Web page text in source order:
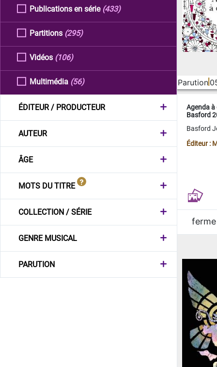
Publications en série (433)
Partitions (295)
Vidéos (106)
Multimédia (56)
ÉDITEUR / PRODUCTEUR
AUTEUR
ÂGE
MOTS DU TITRE
COLLECTION / SÉRIE
GENRE MUSICAL
PARUTION
Parution
Agenda
Basford
Basford
Éditeur :
ferme